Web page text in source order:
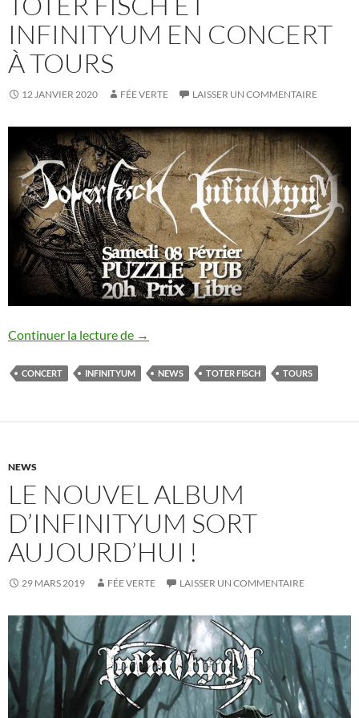
INFINITYUM EN CONCERT
À TOURS
12 JANVIER 2020 FÉE VERTE LAISSER UN COMMENTAIRE
Continuer la lecture de Toter Fisch et Infinityum en concert à
→
CONCERT INFINITYUM NEWS TOTER FISCH TOURS
NEWS
LE NOUVEL ALBUM
D’INFINITYUM SORT
AUJOURD’HUI !
29 MARS 2019 FÉE VERTE LAISSER UN COMMENTAIRE